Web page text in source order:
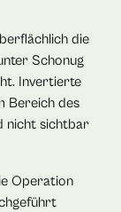
die
Schonug
Invertierte
Bereich des
nicht sichtbar
Operation